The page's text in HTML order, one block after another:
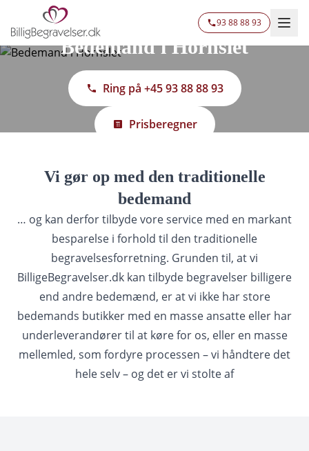
93 88 88 93
Bedemand i Hornslet
Ring på +45 93 88 88 93
Prisberegner
Vi gør op med den traditionelle
bedemand
… og kan derfor tilbyde vore service med en markant
besparelse i forhold til den traditionelle
begravelsesforretning. Grunden til, at vi
BilligeBegravelser.dk kan tilbyde begravelser billigere
end andre bedemænd, er at vi ikke har store
bedemands butikker med en masse ansatte eller har
underleverandører til at køre for os, eller en masse
mellemled, som fordyre processen – vi håndtere det
hele selv – og det er vi stolte af